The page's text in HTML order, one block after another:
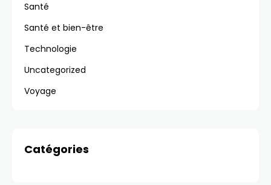
Santé
Santé et bien-être
Technologie
Uncategorized
Voyage
Catégories